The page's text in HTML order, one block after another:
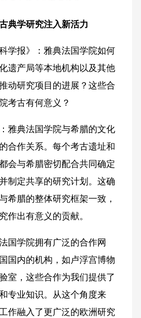
典学研究注入新活力
学报》：雅典法国学院如何
遗产局等本地机构以及其他
动研究项目的进展？这些合
考古有何意义？
典法国学院与希腊的文化
合作关系。每个考古遗址和
会与希腊密切配合共同确定
制定共享的研究计划。这确
希腊的整体研究框架一致，
作出有意义的贡献。
学院拥有广泛的合作网
国内的机构，如卢浮宫博物
室，这些合作为我们提供了
专业知识。从这个角度来
作融入了更广泛的欧洲研究